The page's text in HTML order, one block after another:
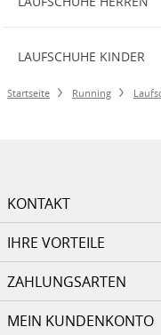
LAUFSCHUHE KINDER
Startseite Running
KONTAKT
IHRE VORTEILE
ZAHLUNGSARTEN
MEIN KUNDENKONTO